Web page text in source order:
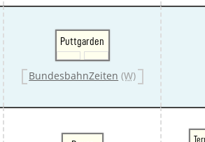
Puttgarden
BundesbahnZeiten (W)